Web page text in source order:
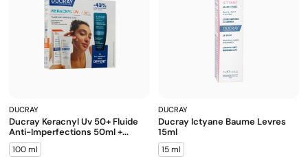
DUCRAY
Ducray Keracnyl Uv 50+ Fluide
Anti-Imperfections 50ml +...
100 ml
DUCRAY
Ducray Ictyane Baume Levres
15ml
15 ml